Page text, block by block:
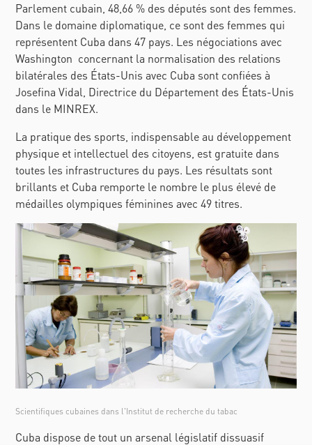
Parlement cubain, 48,66 % des députés sont des femmes.
Dans le domaine diplomatique, ce sont des femmes qui
représentent Cuba dans 47 pays. Les négociations avec
Washington concernant la normalisation des relations
bilatérales des États-Unis avec Cuba sont confiées à
Josefina Vidal, Directrice du Département des États-Unis
dans le MINREX.
La pratique des sports, indispensable au développement
physique et intellectuel des citoyens, est gratuite dans
toutes les infrastructures du pays. Les résultats sont
brillants et Cuba remporte le nombre le plus élevé de
médailles olympiques féminines avec 49 titres.
Scientifiques cubaines dans l'Institut de recherche du tabac
Cuba dispose de tout un arsenal législatif dissuasif